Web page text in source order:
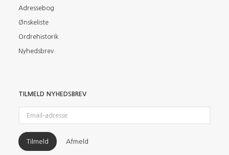
Adressebog
Ønskeliste
Ordrehistorik
Nyhedsbrev
TILMELD NYHEDSBREV
adresse
Tilmeld Afmeld